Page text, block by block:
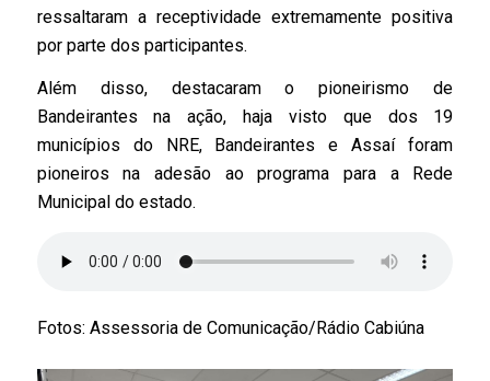
ressaltaram a receptividade extremamente positiva
por parte dos participantes.
Além disso, destacaram o pioneirismo de
Bandeirantes na ação, haja visto que dos 19
municípios do NRE, Bandeirantes e Assaí foram
pioneiros na adesão ao programa para a Rede
Municipal do estado.
Fotos: Assessoria de Comunicação/Rádio Cabiúna